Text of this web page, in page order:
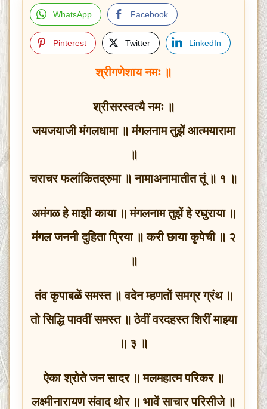
WhatsApp Facebook
Pinterest Twitter LinkedIn
श्रीगणेशाय नमः ॥
श्रीसरस्वत्यै नमः ॥
जयजयाजी मंगलधामा ॥ मंगलनाम तुझें आत्मयारामा
॥
चराचर फलांकितद्रुमा ॥ नामाअनामातीत तूं ॥ १ ॥
अमंगळ हे माझी काया ॥ मंगलनाम तुझें हे रघुराया ॥
मंगल जननी दुहिता प्रिया ॥ करी छाया कृपेची ॥ २
॥
तंव कृपाबळें समस्त ॥ वदेन म्हणतों समग्र ग्रंथ ॥
तो सिद्धि पाववीं समस्त ॥ ठेवीं वरदहस्त शिरीं माझ्या
॥ ३ ॥
ऐका श्रोते जन सादर ॥ मलमहात्म परिकर ॥
लक्ष्मीनारायण संवाद थोर ॥ भावें साचार परिसीजे ॥